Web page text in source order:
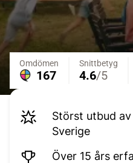
Störst utbud
Sverige
Över 15 års